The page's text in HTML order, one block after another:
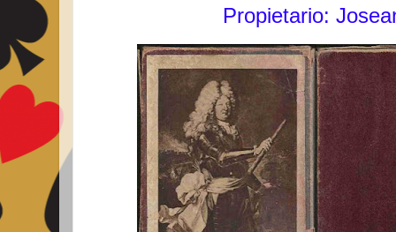
Propietario: